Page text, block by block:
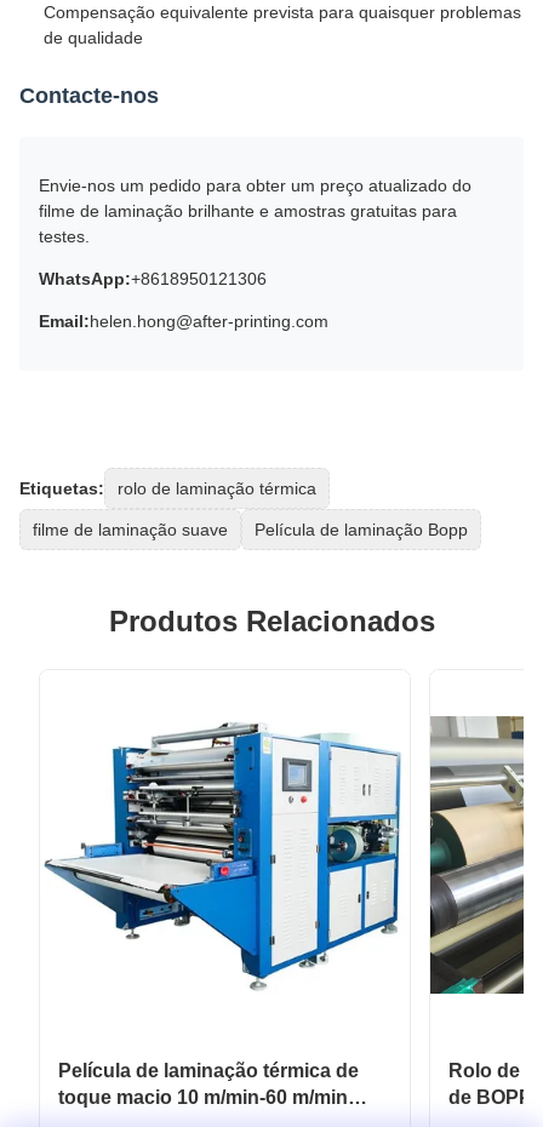
Compensação equivalente prevista para quaisquer problemas
de qualidade
Contacte-nos
Envie-nos um pedido para obter um preço atualizado do
filme de laminação brilhante e amostras gratuitas para
testes.
WhatsApp:+8618950121306
Email:helen.hong@after-printing.com
Etiquetas: rolo de laminação térmica
filme de laminação suave Película de laminação Bopp
Produtos Relacionados
Película de laminação térmica de
toque macio 10 m/min-60 m/min
Rolo de
de BOPP